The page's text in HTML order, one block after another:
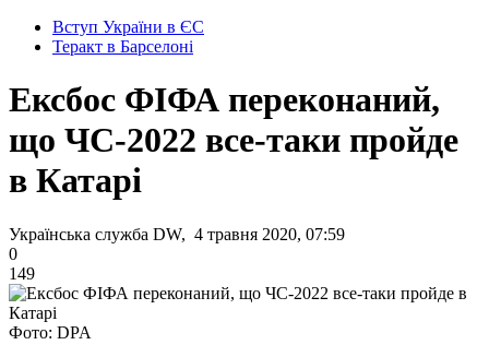
Вступ України в ЄС
Теракт в Барселоні
Ексбос ФІФА переконаний,
що ЧС-2022 все-таки пройде
в Катарі
Українська служба DW, 4 травня 2020, 07:59
0
149
Фото: DPA